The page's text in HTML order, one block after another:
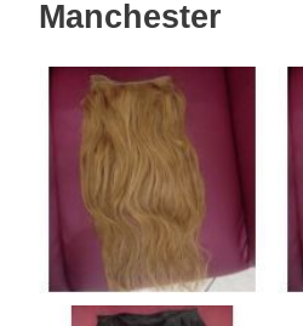
Manchester